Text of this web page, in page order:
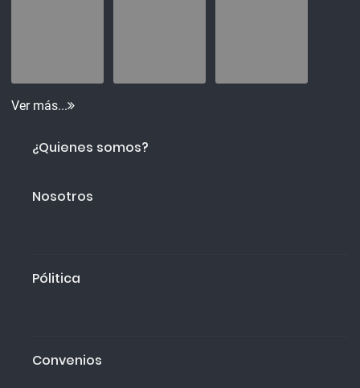
Ver más...
¿Quienes somos?
Nosotros
Pólitica
Convenios